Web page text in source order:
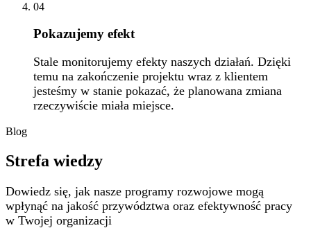
04
Pokazujemy efekt
Stale monitorujemy efekty naszych działań. Dzięki
temu na zakończenie projektu wraz z klientem
jesteśmy w stanie pokazać, że planowana zmiana
rzeczywiście miała miejsce.
Blog
Strefa wiedzy
Dowiedz się, jak nasze programy rozwojowe mogą
wpłynąć na jakość przywództwa oraz efektywność pracy
w Twojej organizacji